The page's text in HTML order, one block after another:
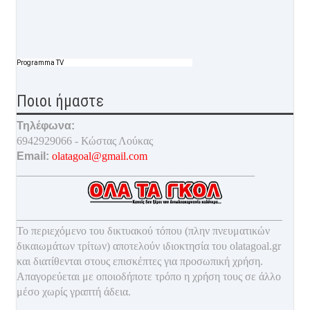
Programma TV
Ποιοι ήμαστε
Τηλέφωνα:
6942929066 - Κώστας Λούκας
Email: olatagoal@gmail.com
Το περιεχόμενο του δικτυακού τόπου (πλην πνευματικών
δικαιωμάτων τρίτων) αποτελούν ιδιοκτησία του olatagoal.gr
και διατίθενται στους επισκέπτες για προσωπική χρήση.
Απαγορεύεται με οποιοδήποτε τρόπο η χρήση τους σε άλλο
μέσο χωρίς γραπτή άδεια.